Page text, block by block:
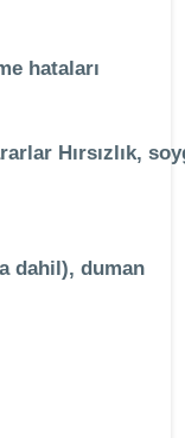
hataları
Hırsızlık,
dahil), duman